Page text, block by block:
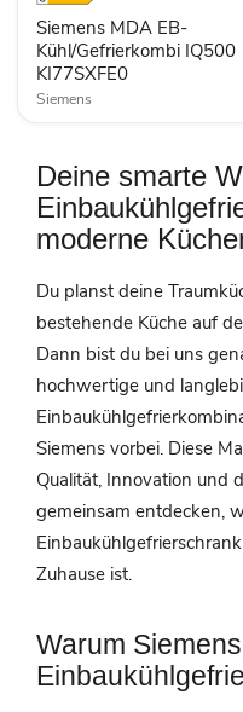
Siemens MDA EB-
Kühl/Gefrierkombi IQ500
KI77SXFE0
Siemens
Deine smarte
moderne
Du planst deine
bestehende Küche auf
Dann bist du bei uns
hochwertige und
Siemens vorbei. Diese
Qualität, Innovation und
gemeinsam entdecken,
Zuhause ist.
Warum Siemens